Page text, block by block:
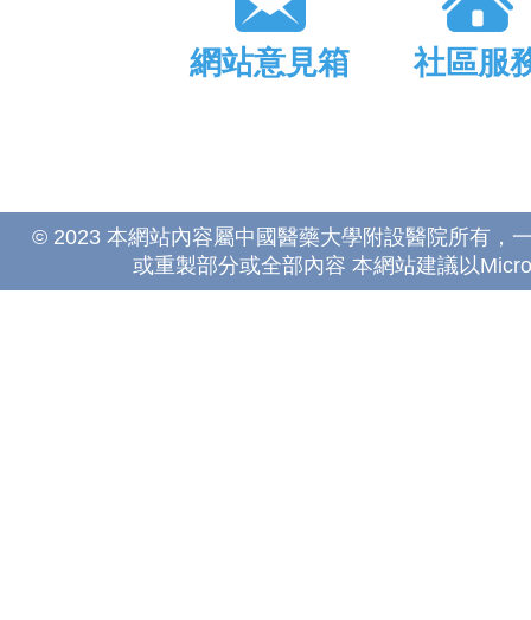
網站意見箱 社區服
© 2023 本網站內容屬中國醫藥大學附設醫院所有，
或重製部分或全部內容 本網站建議以